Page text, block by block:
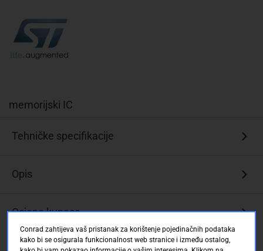
memorijski IC
Tehničke specifikacije
Opis
Ocjene kupaca
Conrad zahtijeva vaš pristanak za korištenje pojedinačnih podataka
kako bi se osigurala funkcionalnost web stranice i između ostalog,